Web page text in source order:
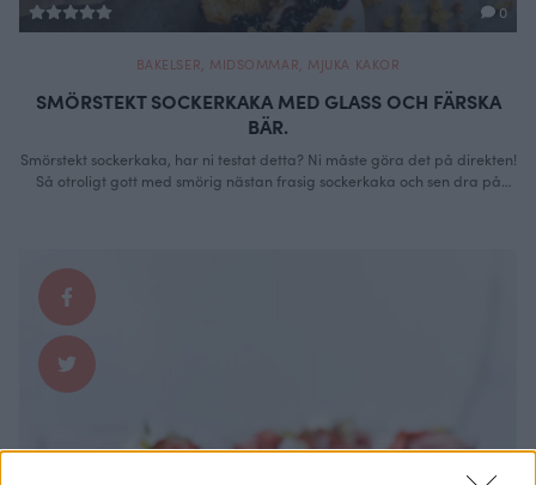
0
BAKELSER MIDSOMMAR MJUKA KAKOR
SMÖRSTEKT SOCKERKAKA MED GLASS OCH FÄRSKA
BÄR.
Smörstekt sockerkaka, har ni testat detta? Ni måste göra det på direkten!
Så otroligt gott med smörig nästan frasig sockerkaka och sen dra på